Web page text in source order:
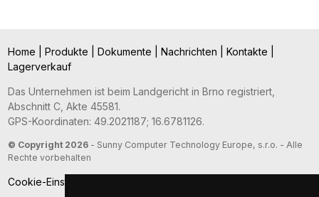
Home Produkte Dokumente Nachrichten Kontakte
Lagerverkauf
Das Unternehmen ist beim Landgericht in Brno registriert,
Abschnitt C, Akte 45581.
GPS-Koordinaten: 49.2021187; 16.6781126.
© Copyright 2026- Sunny Computer Technology Europe, s.r.o. - Alle
Rechte vorbehalten
Cookie-Einstellungen